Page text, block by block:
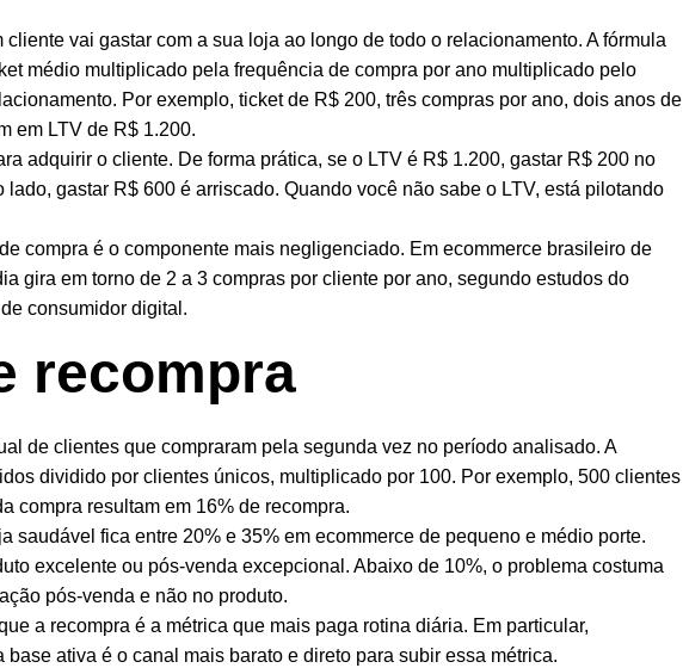
cliente vai gastar com a sua loja ao longo de todo o relacionamento. A fórmula
médio multiplicado pela frequência de compra por ano multiplicado pelo
Por exemplo, ticket de R$ 200, três compras por ano, dois anos de
em LTV de R$ 1.200.
adquirir o cliente. De forma prática, se o LTV é R$ 1.200, gastar R$ 200 no
gastar R$ 600 é arriscado. Quando você não sabe o LTV, está pilotando
compra é o componente mais negligenciado. Em ecommerce brasileiro de
gira em torno de 2 a 3 compras por cliente por ano, segundo estudos do
consumidor digital.
recompra
de clientes que compraram pela segunda vez no período analisado. A
dividido por clientes únicos, multiplicado por 100. Por exemplo, 500 clientes
compra resultam em 16% de recompra.
saudável fica entre 20% e 35% em ecommerce de pequeno e médio porte.
excelente ou pós-venda excepcional. Abaixo de 10%, o problema costuma
pós-venda e não no produto.
a recompra é a métrica que mais paga rotina diária. Em particular,
ativa é o canal mais barato e direto para subir essa métrica.